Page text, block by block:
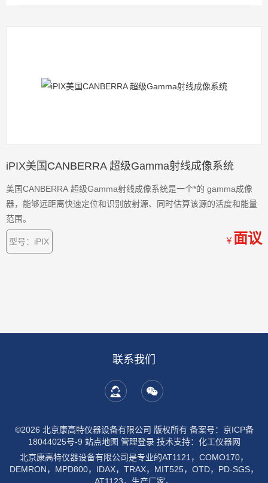
iPIX美国CANBERRA 超级Gamma射线成像系统
美国CANBERRA 超级Gamma射线成像系统是一个*的 gamma成像
器，能够远距离快速定位和识别放射源、同时估算该源的活度和能量
范围。
型号：iPIX ￥ 面议
联系我们
©2026 北京康高特仪器设备有限公司 版权所有 备案号：京ICP备
18044025号-9 站点地图 管理登录技术支持： 化工仪器网
北京康高特仪器设备有限公司是专业的AT1121，COMO170，
DEMRON，MPD800，IDAX，TRAX，MIT525，OTD，PD-SGS，